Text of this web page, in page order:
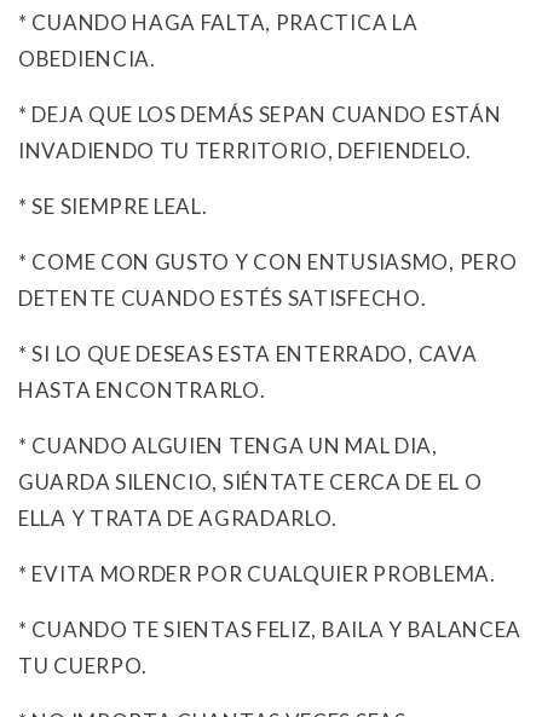
* CUANDO HAGA FALTA, PRACTICA LA
OBEDIENCIA.
* DEJA QUE LOS DEMÁS SEPAN CUANDO ESTÁN
INVADIENDO TU TERRITORIO, DEFIENDELO.
* SE SIEMPRE LEAL.
* COME CON GUSTO Y CON ENTUSIASMO, PERO
DETENTE CUANDO ESTÉS SATISFECHO.
* SI LO QUE DESEAS ESTA ENTERRADO, CAVA
HASTA ENCONTRARLO.
* CUANDO ALGUIEN TENGA UN MAL DIA,
GUARDA SILENCIO, SIÉNTATE CERCA DE EL O
ELLA Y TRATA DE AGRADARLO.
* EVITA MORDER POR CUALQUIER PROBLEMA.
* CUANDO TE SIENTAS FELIZ, BAILA Y BALANCEA
TU CUERPO.